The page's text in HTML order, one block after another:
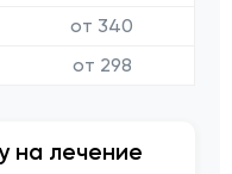
от 340
от 298
на лечение